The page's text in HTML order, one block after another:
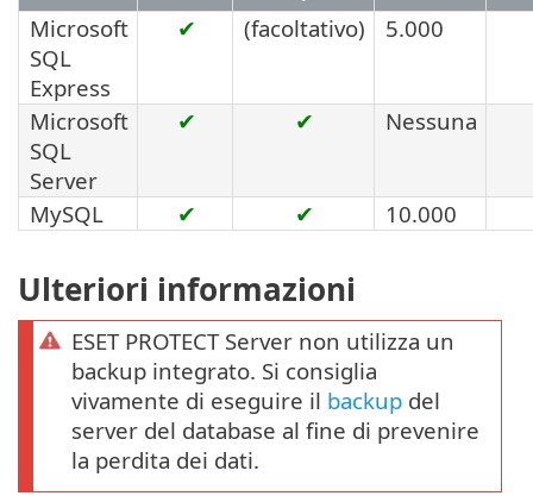
Microsoft
SQL
Express
✔ (facoltativo) 5.000
Microsoft
SQL
Server
✔ ✔ Nessuna
MySQL ✔ ✔ 10.000
Ulteriori informazioni
ESET PROTECT Server non utilizza un
backup integrato. Si consiglia
vivamente di eseguire il backup del
server del database al fine di prevenire
la perdita dei dati.